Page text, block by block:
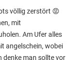
völlig zerstört 😡
mit
Am Ufer alles
angelschein, wobei
denke man sollte vor